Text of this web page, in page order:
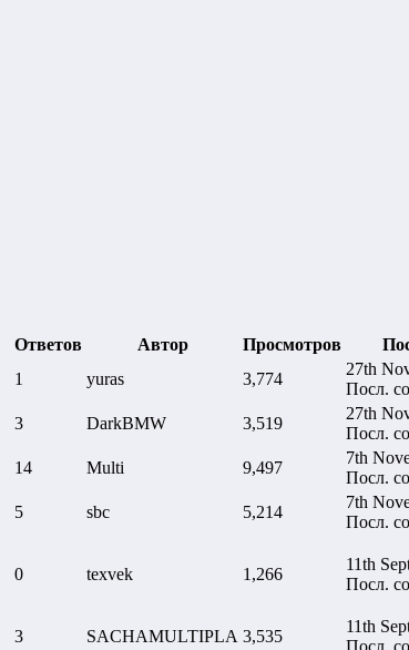
Ответов Автор Просмотров
1
yuras 3,774
27th
Посл.
3
DarkBMW 3,519
27th
Посл.
14 Multi 9,497
7th
Посл.
5 sbc 5,214
7th
Посл.
0 texvek 1,266
11th
Посл.
3 SACHAMULTIPLA 3,535
11th